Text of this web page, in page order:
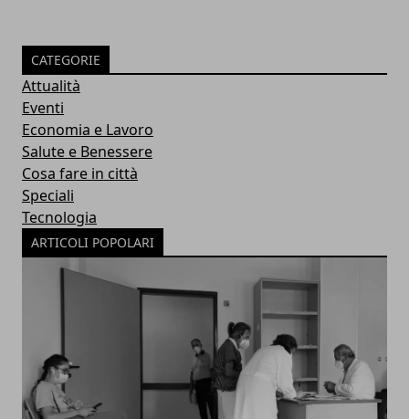
CATEGORIE
Attualità
Eventi
Economia e Lavoro
Salute e Benessere
Cosa fare in città
Speciali
Tecnologia
ARTICOLI POPOLARI